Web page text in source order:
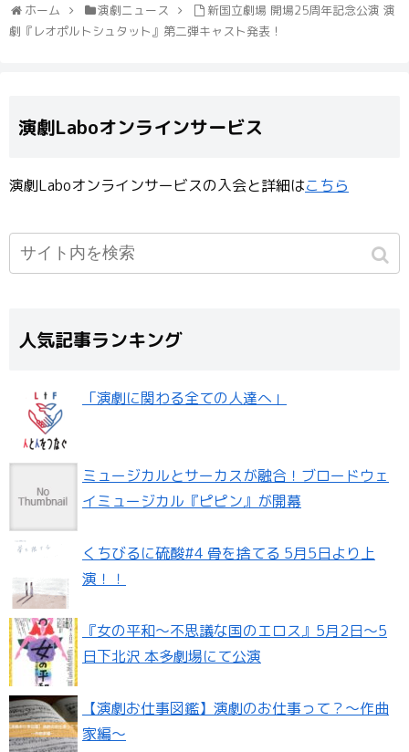
ホーム 演劇ニュース
新国立劇場 開場25周年記念公演 演
劇『レオポルトシュタット』第二弾キャスト発表！
演劇Laboオンラインサービス
演劇Laboオンラインサービスの入会と詳細はこちら
人気記事ランキング
「演劇に関わる全ての人達へ」
ミュージカルとサーカスが融合！ブロードウェ
イミュージカル『ピピン』が開幕
くちびるに硫酸#4 骨を捨てる 5月5日より上
演！！
『女の平和～不思議な国のエロス』5月2日〜5
日下北沢 本多劇場にて公演
【演劇お仕事図鑑】演劇のお仕事って？〜作曲
家編〜